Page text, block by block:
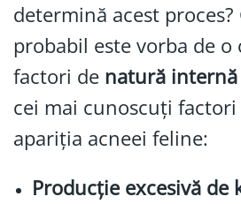
determină acest proces?
probabil este vorba de
factori de natură
cei mai cunoscuți factori
apariția acneei feline:
Producție excesivă de